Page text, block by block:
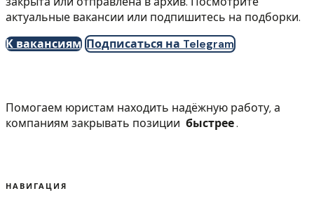
актуальные вакансии или подпишитесь на подборки.
К вакансиям Подписаться на Telegram
Помогаем юристам находить надёжную работу, а
компаниям закрывать позиции быстрее.
НАВИГАЦИЯ